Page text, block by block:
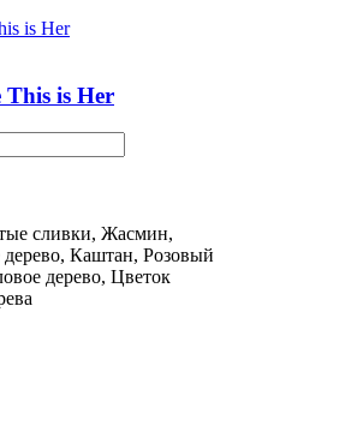
is Her
сливки, Жасмин,
Каштан, Розовый
дерево, Цветок